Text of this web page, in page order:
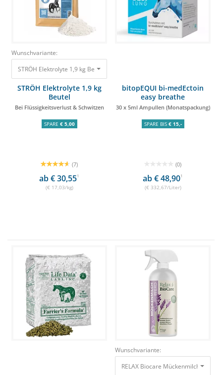
Wunschvariante:
STRÖH Elektrolyte 1,9 kg Beutel Bei Flüssigkeitsverlust & Schwitzen 32,35
STRÖH Elektrolyte 1,9 kg
Beutel
Bei Flüssigkeitsverlust & Schwitzen
SPARE € 5,00
(7)
ab € 30,551
(€ 17,03/kg)
bitopEQUI bi-medEctoin
easy breathe
30 x 5ml Ampullen (Monatspackung)
SPARE BIS € 15,-
(0)
ab € 48,901
(€ 332,67/Liter)
Wunschvariante:
RELAX Biocare Mückenmilch Pferd